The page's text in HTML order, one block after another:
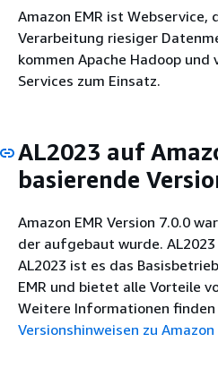
Amazon EMR ist
Verarbeitung riesiger
kommen Apache Hadoop und
Services zum Einsatz.
AL2023 auf
basierende
Amazon EMR Version 7.0.0
der aufgebaut wurde.
AL2023 ist es das
EMR und bietet alle Vorteile
Weitere Informationen finden
Versionshinweisen zu Amazon